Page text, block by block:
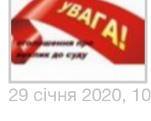
29 січня 2020,